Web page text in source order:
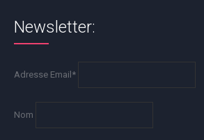
Newsletter:
Adresse Email*
Nom